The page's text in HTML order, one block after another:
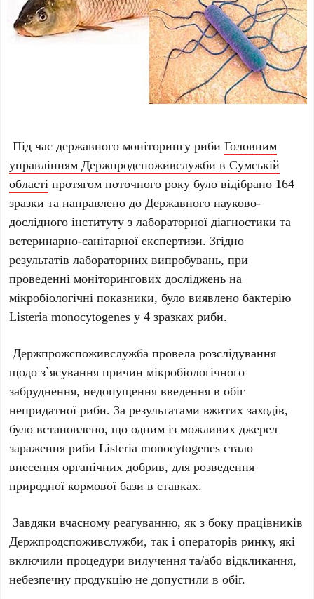
Під час державного моніторингу рибиГоловним
управлінням Держпродспоживслужби в Сумській
області протягом поточного року було відібрано 164
зразки та направлено до Державного науково-
дослідного інституту з лабораторної діагностики та
ветеринарно-санітарної експертизи. Згідно
результатів лабораторних випробувань, при
проведенні моніторингових досліджень на
мікробіологічні показники, було виявлено бактерію
Listeria monocytogenes у 4 зразках риби.
Держпрожспоживслужба провела розслідування
щодо з`ясування причин мікробіологічного
забруднення, недопущення введення в обіг
непридатної риби. За результатами вжитих заходів,
було встановлено, що одним із можливих джерел
зараження риби Listeria monocytogenes стало
внесення органічних добрив, для розведення
природної кормової бази в ставках.
Завдяки вчасному реагуванню, як з боку працівників
Держпродспоживслужби, так і операторів ринку, які
включили процедури вилучення та/або відкликання,
небезпечну продукцію не допустили в обіг.